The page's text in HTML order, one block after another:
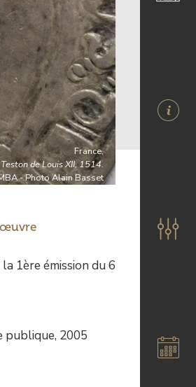
France,
Teston de Louis XII, 1514.
- Photo Alain Basset
1ère émission du 6
publique, 2005